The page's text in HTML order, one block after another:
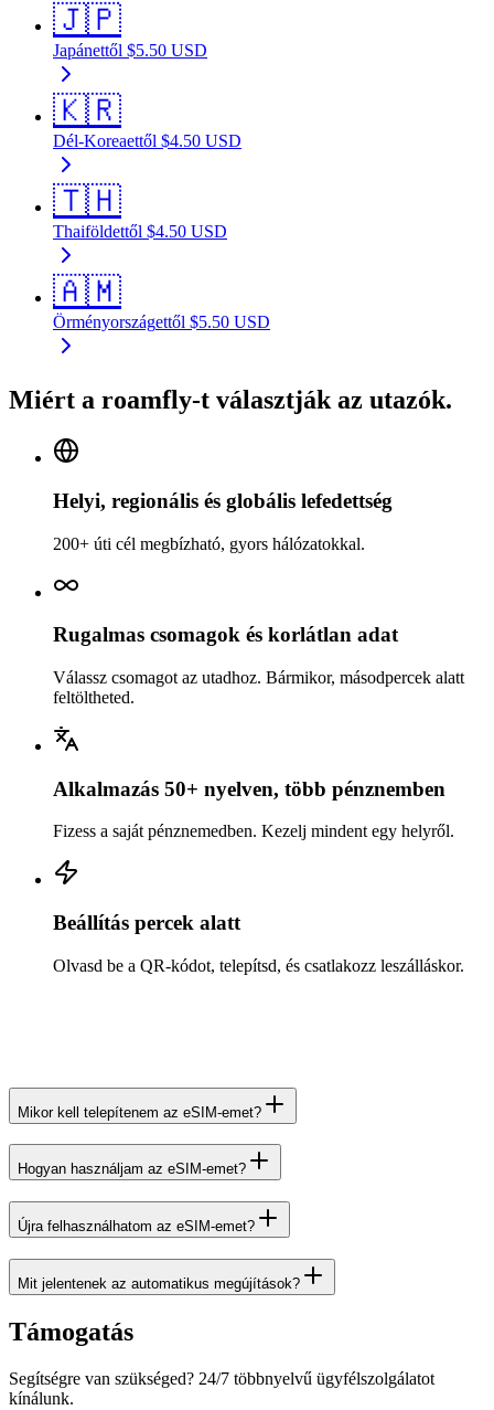
🇯🇵
Japánettől $5.50 USD
🇰🇷
Dél-Koreaettől $4.50 USD
🇹🇭
Thaiföldettől $4.50 USD
🇦🇲
Örményországettől $5.50 USD
Miért a roamfly-t választják az utazók.
Helyi, regionális és globális lefedettség
200+ úti cél megbízható, gyors hálózatokkal.
Rugalmas csomagok és korlátlan adat
Válassz csomagot az utadhoz. Bármikor, másodpercek alatt
feltöltheted.
Alkalmazás 50+ nyelven, több pénznemben
Fizess a saját pénznemedben. Kezelj mindent egy helyről.
Beállítás percek alatt
Olvasd be a QR-kódot, telepítsd, és csatlakozz leszálláskor.
Mikor kell telepítenem az eSIM-emet?
Hogyan használjam az eSIM-emet?
Újra felhasználhatom az eSIM-emet?
Mit jelentenek az automatikus megújítások?
Támogatás
Segítségre van szükséged? 24/7 többnyelvű ügyfélszolgálatot
kínálunk.